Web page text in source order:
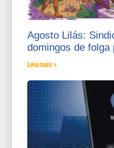
Agosto Lilás:
domingos de folga
Leia mais »